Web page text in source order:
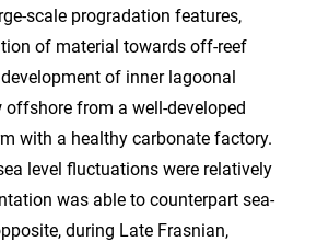
scale progradation features,
of material towards off-reef
of inner lagoonal
offshore from a well-developed
with a healthy carbonate factory.
level fluctuations were relatively
was able to counterpart sea-
during Late Frasnian,